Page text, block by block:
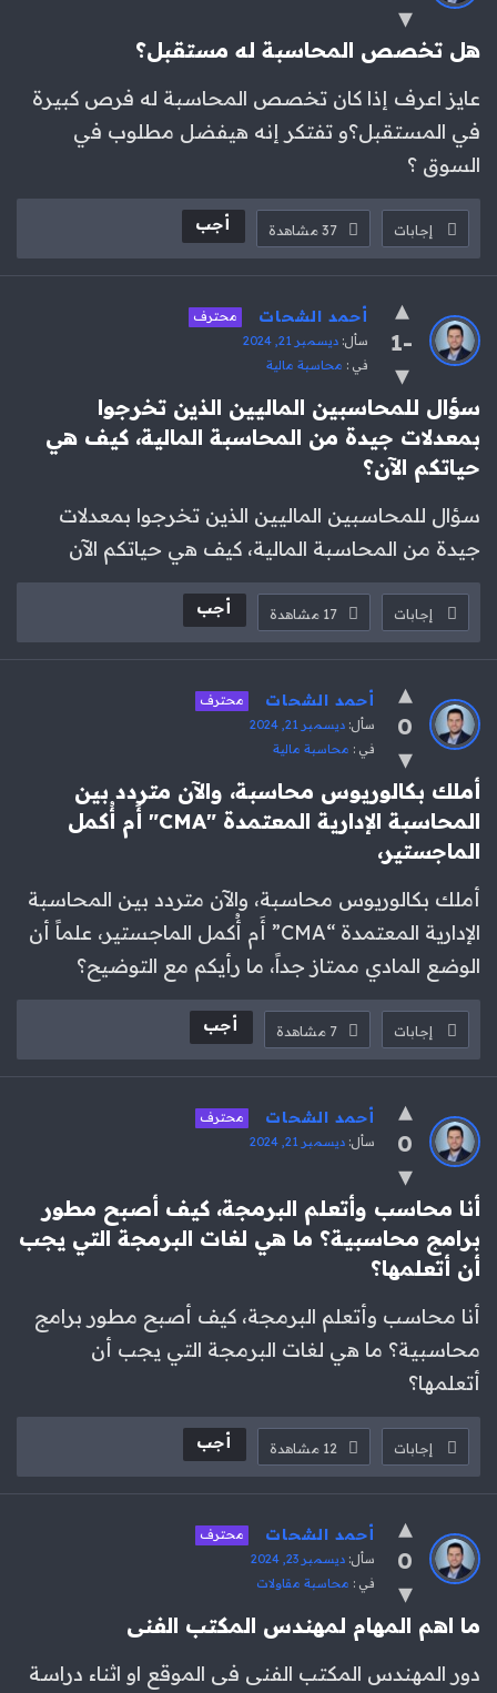
هل تخصص المحاسبة له مستقبل؟
عايز اعرف إذا كان تخصص المحاسبة له فرص كبيرة
في المستقبل؟و تفتكر إنه هيفضل مطلوب في
السوق ؟
إجابات 37 مشاهدة أجب
-1
أحمد الشحات
محترف
سأل: ديسمبر 21, 2024
في : محاسبة مالية
حياتكم الآن؟
سؤال للمحاسبين الماليين الذين تخرجوا بمعدلات
جيدة من المحاسبة المالية، كيف هي حياتكم الآن
إجابات 17 مشاهدة أجب
0
أحمد الشحات
محترف
سأل: ديسمبر 21, 2024
في : محاسبة مالية
الماجستير،
أملك بكالوريوس محاسبة، والآن متردد بين المحاسبة
الإدارية المعتمدة “CMA” أَم أُكمل الماجستير، علماً أن
الوضع المادي ممتاز جداً، ما رأيكم مع التوضيح؟
إجابات 7 مشاهدة أجب
0
أحمد الشحات
محترف
سأل: ديسمبر 21, 2024
أن أتعلمها؟
أنا محاسب وأتعلم البرمجة، كيف أصبح مطور برامج
محاسبية؟ ما هي لغات البرمجة التي يجب أن
أتعلمها؟
إجابات 12 مشاهدة أجب
0
أحمد الشحات
محترف
سأل: ديسمبر 23, 2024
في : محاسبة مقاولات
ما اهم المهام لمهندس المكتب الفنى
دور المهندس المكتب الفنى فى الموقع او اثناء دراسة